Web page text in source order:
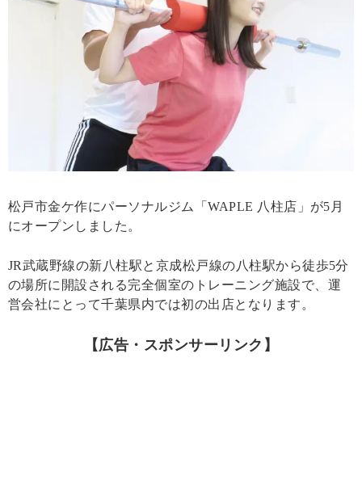
松戸市金ケ作にパーソナルジム「WAPLE 八柱店」が5月
にオープンしました。
JR武蔵野線の新八柱駅と京成松戸線の八柱駅から徒歩5分
の場所に開設される完全個室のトレーニング施設で、運
営会社にとって千葉県内では初の出店となります。
【広告・スポンサーリンク】